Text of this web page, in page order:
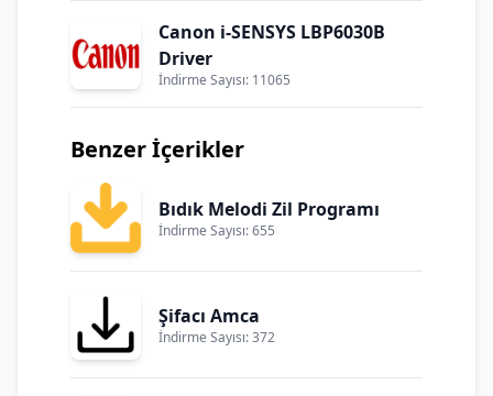
Canon i-SENSYS LBP6030B
Driver
İndirme Sayısı: 11065
Benzer İçerikler
Bıdık Melodi Zil Programı
İndirme Sayısı: 655
Şifacı Amca
İndirme Sayısı: 372